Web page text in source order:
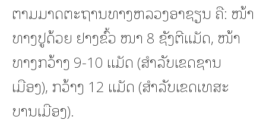
ຕາມມາດຕະຖານທາງຫລວງອາຊຽນ ຄື: ໜ້າ
ທາງປູດ້ວຍ ຢາງຂົ້ວ ໜາ 8 ຊັງຕີແມັດ, ໜ້າ
ທາງກວ້າງ 9-10 ແມັດ (ສໍາລັບເຂດຊານ
ເມືອງ), ກວ້າງ 12 ແມັດ (ສໍາລັບເຂດເທສະ
ບານເມືອງ).